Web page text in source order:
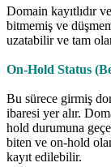
Domain kayıtlıdır
bitmemiş ve
uzatabilir ve tam
On-Hold Status
Bu sürece girmiş
ibaresi yer alır.
hold durumuna
biten ve on-hold
kayıt edilebilir.